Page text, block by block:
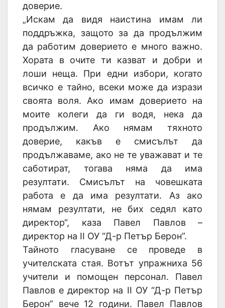
доверие.
„Искам да видя наистина имам ли
поддръжка, защото за да продължим
да работим доверието е много важно.
Хората в очите ти казват и добри и
лоши неща. При едни избори, когато
всичко е тайно, всеки може да изрази
своята воля. Ако имам доверието на
моите колеги да ги водя, нека да
продължим. Ако нямам тяхното
доверие, какъв е смисълът да
продължаваме, ако не те уважават и те
саботират, тогава няма да има
резултати. Смисълът на човешката
работа е да има резултати. Аз ако
нямам резултати, не бих седял като
директор“, каза Павел Павлов –
директор на II ОУ “Д-р Петър Берон”.
Тайното гласуване се проведе в
учителската стая. Вотът упражниха 56
учители и помощен персонал. Павел
Павлов е директор на II ОУ “Д-р Петър
Берон” вече 12 години. Павел Павлов